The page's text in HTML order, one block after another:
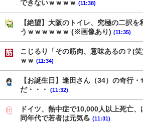
できないｗｗｗｗ (11:38)
【絶望】大阪のトイレ、究極の二択を
うｗｗｗｗｗｗ (※画像あり) (11:35)
こじるり「その筋肉、意味あるの？(
ｗｗ (11:34)
【お誕生日】逢田さん（34）の奇行
だ・・・
(11:32)
ドイツ、熱中症で10,000人以上死亡
同年代で若者は元気💪 (11:31)